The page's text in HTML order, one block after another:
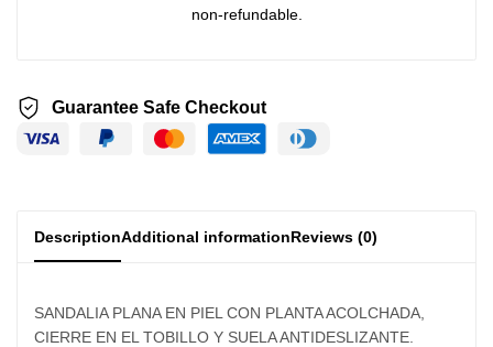
non-refundable.
Guarantee Safe Checkout
DescriptionAdditional informationReviews (0)
SANDALIA PLANA EN PIEL CON PLANTA ACOLCHADA,
CIERRE EN EL TOBILLO Y SUELA ANTIDESLIZANTE.